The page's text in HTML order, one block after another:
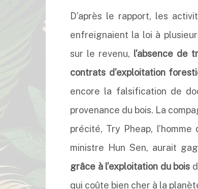
D’après le rapport, les
enfreignaient la loi à
sur le revenu, l’absence de
contrats d’exploitation
encore la falsification de
provenance du bois. La
précité, Try Pheap,
ministre Hun Sen, aurait
grâce à l’exploitation du bois
qui coûte bien cher à la